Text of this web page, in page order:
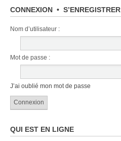
CONNEXION • S’ENREGISTRER
Nom d’utilisateur :
Mot de passe :
J’ai oublié mon mot de passe
QUI EST EN LIGNE